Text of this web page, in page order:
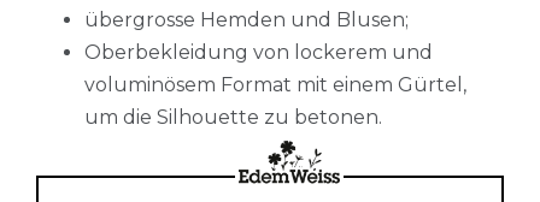
übergrosse Hemden und Blusen;
Oberbekleidung von lockerem und
voluminösem Format mit einem Gürtel,
um die Silhouette zu betonen.